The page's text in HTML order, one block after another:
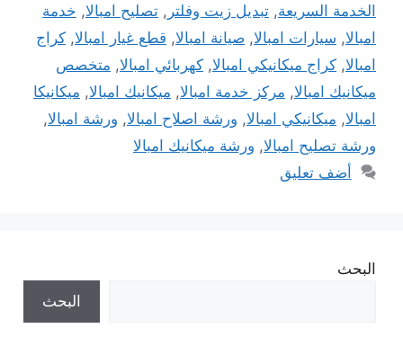
الخدمة السريعة, تبديل زيت وفلتر , تصليح امبالا, خدمة
امبالا, سيارات امبالا, صيانة امبالا, قطع غيار امبالا, كراج
امبالا, كراج ميكانيكي امبالا, كهربائي امبالا, متخصص
ميكانيك امبالا, مركز خدمة امبالا, ميكانيك امبالا, ميكانيكا
امبالا, ميكانيكي امبالا, ورشة اصلاح امبالا, ورشة امبالا,
ورشة تصليح امبالا, ورشة ميكانيك امبالا
أضف تعليق
البحث
البحث